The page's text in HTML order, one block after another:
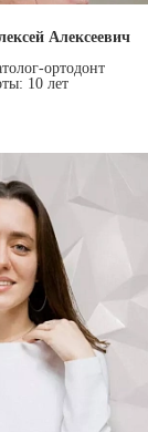
Алексеевич
ортодонт
10 лет